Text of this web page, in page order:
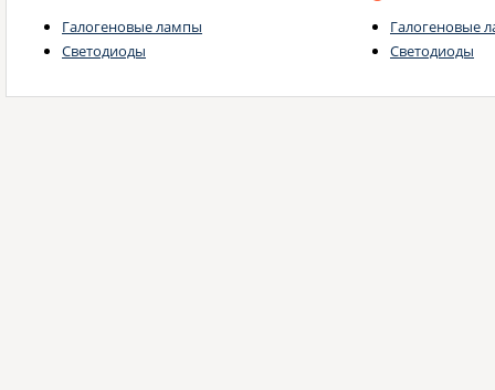
Галогеновые лампы
Светодиоды
Галогеновые
Светодиоды